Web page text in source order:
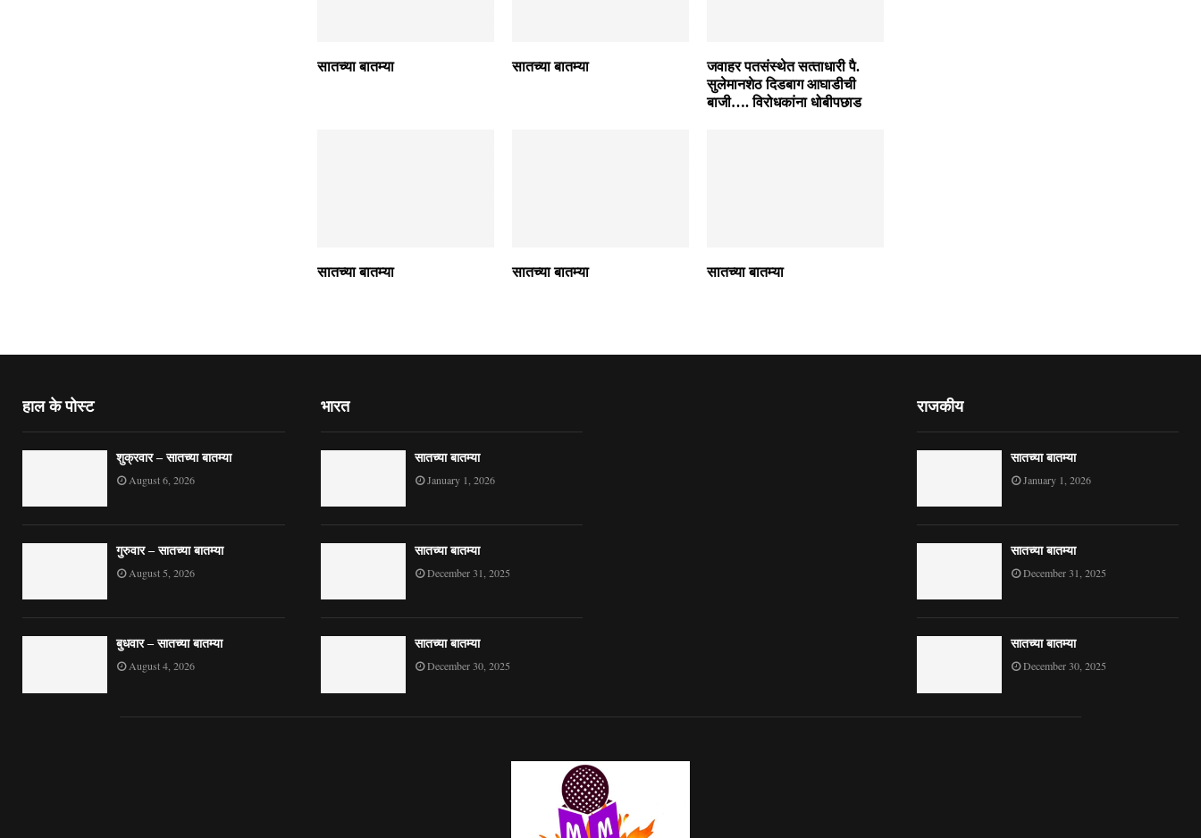
सातच्या बातम्या सातच्या बातम्या
जवाहर पतसंस्थेत सत्‍ताधारी पै.
सुलेमानशेठ दिडबाग आघाडीची
बाजी…. विरोधकांना धोबीपछाड
सातच्या बातम्या सातच्या बातम्या सातच्या बातम्या
हाल के पोस्ट
शुक्रवार – सातच्या बातम्या
August 6, 2026
गुरुवार – सातच्या बातम्या
August 5, 2026
बुधवार – सातच्या बातम्या
August 4, 2026
भारत
सातच्या बातम्या
January 1, 2026
सातच्या बातम्या
December 31, 2025
सातच्या बातम्या
December 30, 2025
राजकीय
सातच्या बातम्या
January 1, 2026
सातच्या बातम्या
December 31, 2025
सातच्या बातम्या
December 30, 2025